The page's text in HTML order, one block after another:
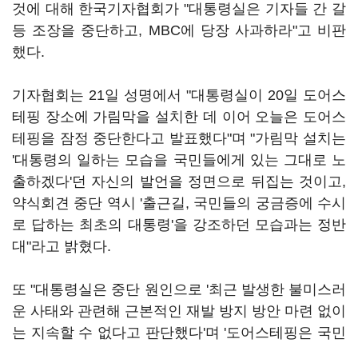
것에 대해 한국기자협회가 "대통령실은 기자들 간 갈
등 조장을 중단하고, MBC에 당장 사과하라"고 비판
했다.
기자협회는 21일 성명에서 "대통령실이 20일 도어스
테핑 장소에 가림막을 설치한 데 이어 오늘은 도어스
테핑을 잠정 중단한다고 발표했다"며 "가림막 설치는
'대통령의 일하는 모습을 국민들에게 있는 그대로 노
출하겠다'던 자신의 발언을 정면으로 뒤집는 것이고,
약식회견 중단 역시 '출근길, 국민들의 궁금증에 수시
로 답하는 최초의 대통령'을 강조하던 모습과는 정반
대"라고 밝혔다.
또 "대통령실은 중단 원인으로 '최근 발생한 불미스러
운 사태와 관련해 근본적인 재발 방지 방안 마련 없이
는 지속할 수 없다고 판단했다'며 '도어스테핑은 국민